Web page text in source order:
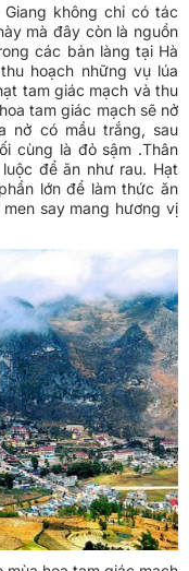
không chỉ có tác
mà đây còn là nguồn
các bản làng tại Hà
hoạch những vụ lúa
tam giác mạch và thu
tam giác mạch sẽ nở
nở có mầu trắng, sau
cùng là đỏ sậm .Thân
để ăn như rau. Hạt
lớn để làm thức ăn
say mang hương vị